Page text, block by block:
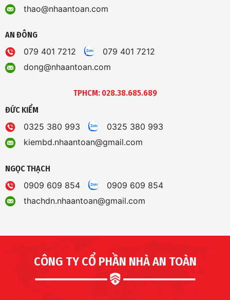
thao@nhaantoan.com
AN ĐÔNG
079 401 7212
079 401 7212
dong@nhaantoan.com
TPHCM: 028.38.685.689
ĐỨC KIỂM
0325 380 993
0325 380 993
kiembd.nhaantoan@gmail.com
NGỌC THẠCH
0909 609 854
0909 609 854
thachdn.nhaantoan@gmail.com
CÔNG TY CỔ PHẦN NHÀ AN TOÀN